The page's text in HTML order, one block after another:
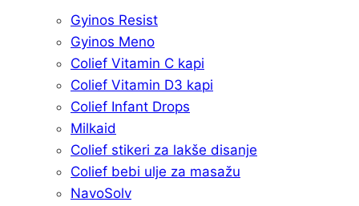
Gyinos Resist
Gyinos Meno
Colief Vitamin C kapi
Colief Vitamin D3 kapi
Colief Infant Drops
Milkaid
Colief stikeri za lakše disanje
Colief bebi ulje za masažu
NavoSolv